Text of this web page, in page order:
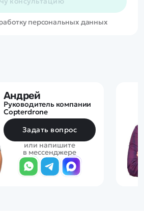
персональных данных
Андрей
Руководитель компании
Copterdrone
Задать вопрос
или напишите
в мессенджере